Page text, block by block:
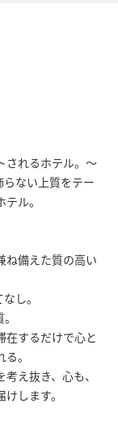
されるホテル。～
らない上質をテー
ル。
ね備えた質の高い
し。
在するだけで心と
。
え抜き、心も、
します。